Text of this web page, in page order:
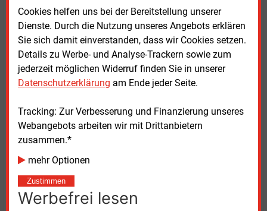
Cookies helfen uns bei der Bereitstellung unserer
Dienste. Durch die Nutzung unseres Angebots erklären
Sie sich damit einverstanden, dass wir Cookies setzen.
Details zu Werbe- und Analyse-Trackern sowie zum
jederzeit möglichen Widerruf finden Sie in unserer
Datenschutzerklärung am Ende jeder Seite.
Tracking: Zur Verbesserung und Finanzierung unseres
Webangebots arbeiten wir mit Drittanbietern
zusammen.*
mehr Optionen
Zustimmen
Werbefrei lesen
eigenen Angaben rund 56
Millionen Euro. Gefördert
wird das Projekt durch einen Zuschuss in Höhe von
22,5 Millionen Euro aus dem Programm
,,Bundesförderung für effiziente Wärmenetze” (BEW).
Bis Ende des Winters 2027/28 soll das
Anlagenportfolio ersetzt sein. Parallel soll das
Fernwärmenetz erheblich wachsen: von heute rund
Kilometer auf perspektivisch etwa 550
Hannover mit klimaneutraler Fernwärme versorgen –
etwa viermal so viele wie heute.
Technische Daten der Großwärmepumpe